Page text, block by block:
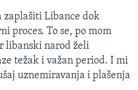
zaplašiti Libance dok
proces. To se, po mom
libanski narod želi
težak i važan period. I mi
uznemiravanja i plašenja